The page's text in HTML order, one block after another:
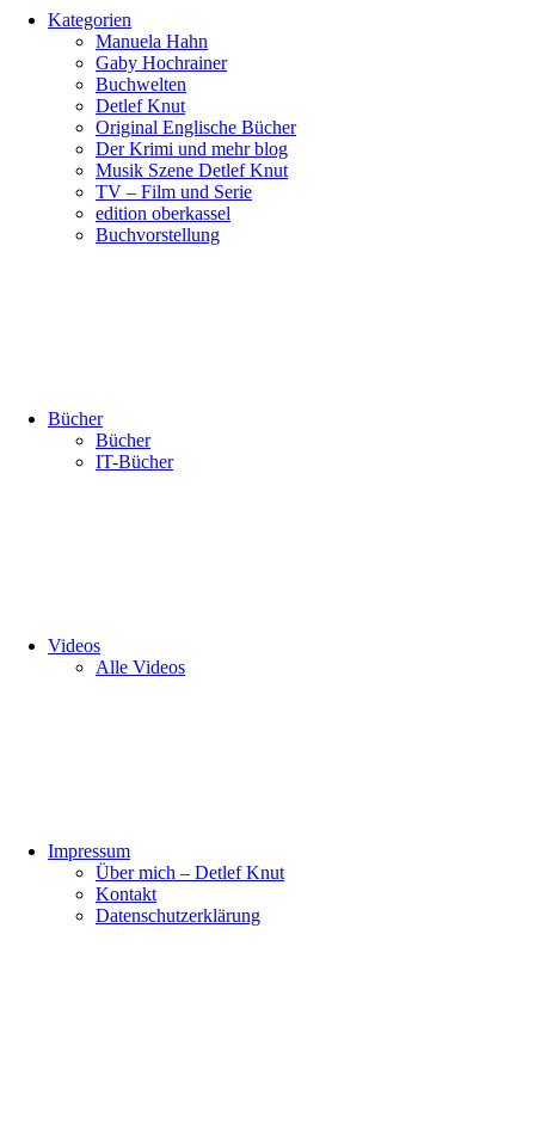
Kategorien
Manuela Hahn
Gaby Hochrainer
Buchwelten
Detlef Knut
Original Englische Bücher
Der Krimi und mehr blog
Musik Szene Detlef Knut
TV – Film und Serie
edition oberkassel
Buchvorstellung
Bücher
Bücher
IT-Bücher
Videos
Alle Videos
Impressum
Über mich – Detlef Knut
Kontakt
Datenschutzerklärung